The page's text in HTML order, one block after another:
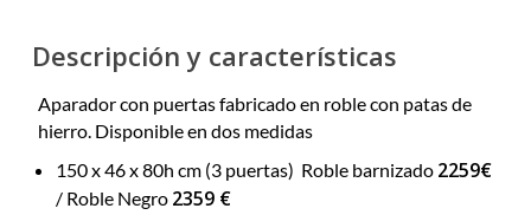
Descripción y características
Aparador con puertas fabricado en roble con patas de
hierro. Disponible en dos medidas
150 x 46 x 80h cm (3 puertas) Roble barnizado 2259€
/ Roble Negro 2359 €